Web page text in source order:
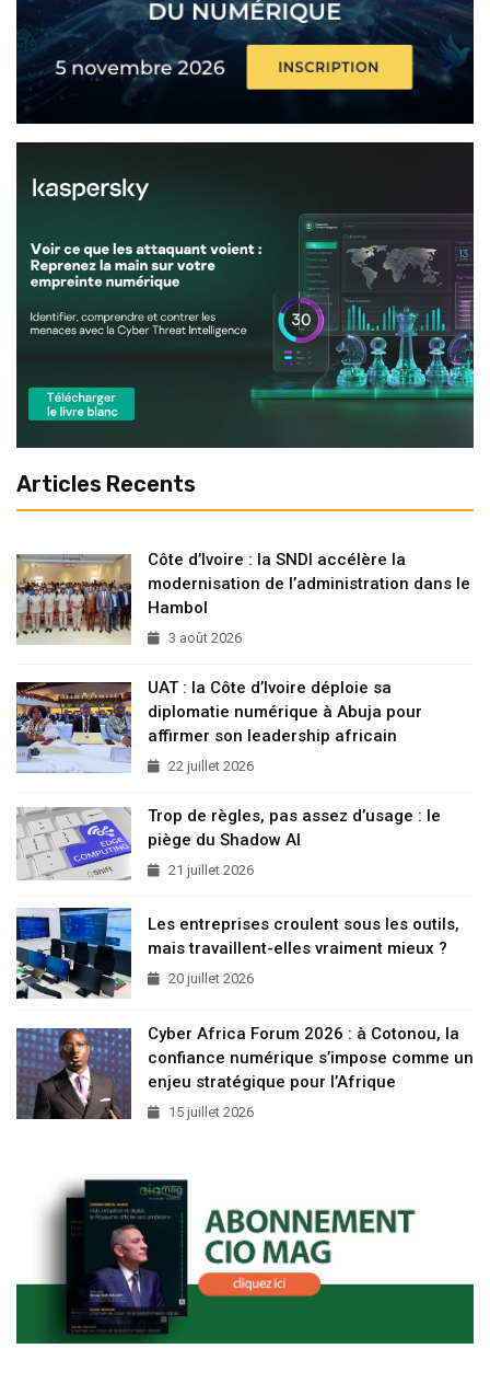
Articles Recents
Côte d’Ivoire : la SNDI accélère la
modernisation de l’administration dans le
Hambol
3 août 2026
UAT : la Côte d’Ivoire déploie sa
diplomatie numérique à Abuja pour
affirmer son leadership africain
22 juillet 2026
Trop de règles, pas assez d’usage : le
piège du Shadow AI
21 juillet 2026
Les entreprises croulent sous les outils,
mais travaillent-elles vraiment mieux ?
20 juillet 2026
Cyber Africa Forum 2026 : à Cotonou, la
confiance numérique s’impose comme un
enjeu stratégique pour l’Afrique
15 juillet 2026